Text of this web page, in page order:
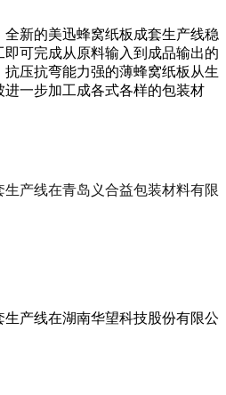
新的美迅蜂窝纸板成套生产线稳
可完成从原料输入到成品输出的
压抗弯能力强的薄蜂窝纸板从生
一步加工成各式各样的包装材
产线在青岛义合益包装材料有限
产线在湖南华望科技股份有限公